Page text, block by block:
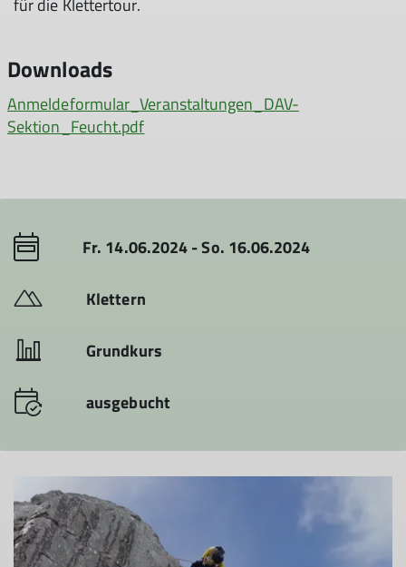
für die Klettertour.
Downloads
Anmeldeformular_Veranstaltungen_DAV-
Sektion_Feucht.pdf
Fr. 14.06.2024 - So. 16.06.2024
Klettern
Grundkurs
ausgebucht